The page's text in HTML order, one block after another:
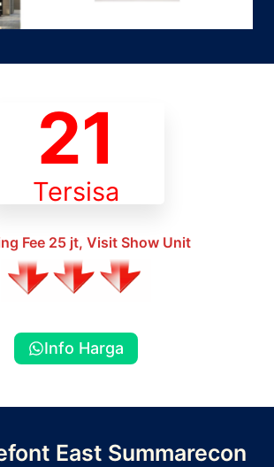
21
Tersisa
Fee 25 jt, Visit Show Unit
Info Harga
East Summarecon